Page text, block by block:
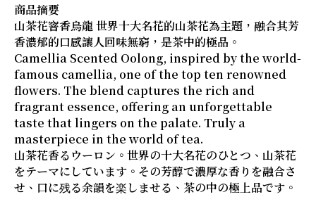
商品摘要
山茶花窨香烏龍 世界十大名花的山茶花為主題，融合其芳
香濃郁的口感讓人回味無窮，是茶中的極品。
Camellia Scented Oolong, inspired by the world-
famous camellia, one of the top ten renowned
flowers. The blend captures the rich and
fragrant essence, offering an unforgettable
taste that lingers on the palate. Truly a
masterpiece in the world of tea.
山茶花香るウーロン。世界の十大名花のひとつ、山茶花
をテーマにしています。その芳醇で濃厚な香りを融合さ
せ、口に残る余韻を楽しませる、茶の中の極上品です。